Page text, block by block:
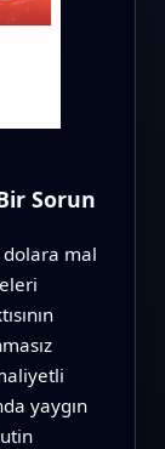
Sorun
dolara mal
yaygın